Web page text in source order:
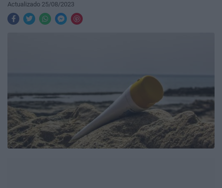
Actualizado 25/08/2023